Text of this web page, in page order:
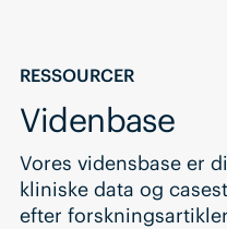
RESSOURCER
Videnbase
Vores vidensbase er
kliniske data og
efter